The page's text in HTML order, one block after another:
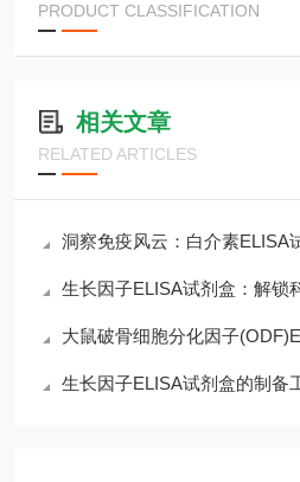
PRODUCT CLASSIFICATION
相关文章
RELATED ARTICLES
洞察免疫风云：白介素ELISA试剂盒
生长因子ELISA试剂盒：解锁科研精准
大鼠破骨细胞分化因子
生长因子ELISA试剂盒的制备